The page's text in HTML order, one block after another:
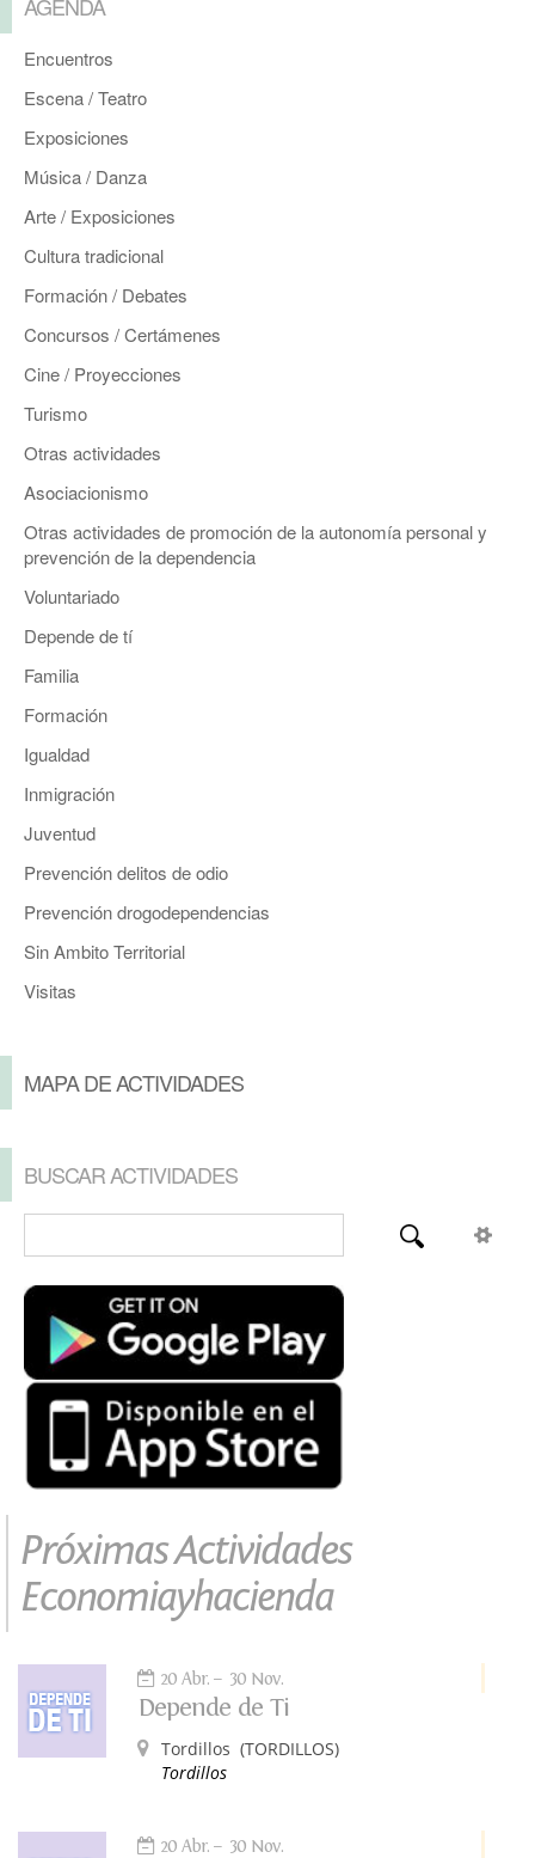
Encuentros
Escena / Teatro
Exposiciones
Música / Danza
Arte / Exposiciones
Cultura tradicional
Formación / Debates
Concursos / Certámenes
Cine / Proyecciones
Turismo
Otras actividades
Asociacionismo
Otras actividades de promoción de la autonomía personal y
prevención de la dependencia
Voluntariado
Depende de tí
Familia
Formación
Igualdad
Inmigración
Juventud
Prevención delitos de odio
Prevención drogodependencias
Sin Ambito Territorial
Visitas
MAPA DE ACTIVIDADES
BUSCAR ACTIVIDADES
Próximas Actividades
Economiayhacienda
20 Abr. 30 Nov.
Depende de Ti
Tordillos (TORDILLOS)
Tordillos
20 Abr. 30 Nov.